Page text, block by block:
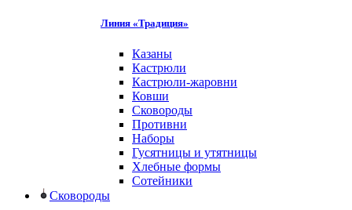
Линия «Традиция»
Казаны
Кастрюли
Кастрюли-жаровни
Ковши
Сковороды
Противни
Наборы
Гусятницы и утятницы
Хлебные формы
Сотейники
Сковороды